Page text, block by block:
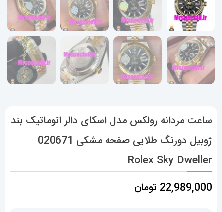
ساعت مردانه رولکس مدل اسکای دالر اتوماتیک بند
ژوبیل دورنگ طلایی صفحه مشکی 020671
Rolex Sky Dweller
22,989,000 تومان